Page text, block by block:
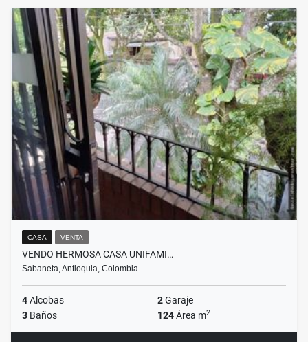
CASA VENTA
VENDO HERMOSA CASA UNIFAMI…
Sabaneta, Antioquia, Colombia
4Alcobas 2Garaje
3 Baños 124Área m2